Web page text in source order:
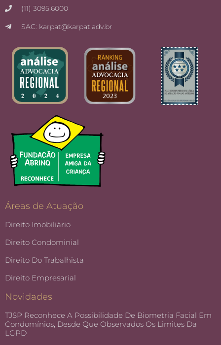
(11) 3095.6000
SAC: karpat@karpat.adv.br
Áreas de Atuação
Direito Imobiliário
Direito Condominial
Direito Do Trabalhista
Direito Empresarial
Novidades
TJSP Reconhece A Possibilidade De Biometria Facial Em
Condomínios, Desde Que Observados Os Limites Da
LGPD